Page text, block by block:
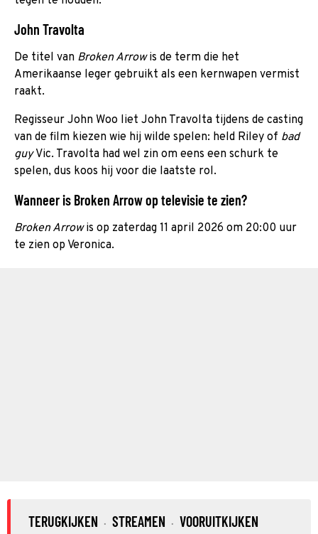
John Travolta
De titel van Broken Arrowis de term die het
Amerikaanse leger gebruikt als een kernwapen vermist
raakt.
Regisseur John Woo liet John Travolta tijdens de casting
van de film kiezen wie hij wilde spelen: held Riley of bad
guyVic. Travolta had wel zin om eens een schurk te
spelen, dus koos hij voor die laatste rol.
Wanneer is Broken Arrow op televisie te zien?
Broken Arrowis op zaterdag 11 april 2026 om 20:00 uur
te zien op Veronica.
TERUGKIJKEN · STREAMEN · VOORUITKIJKEN